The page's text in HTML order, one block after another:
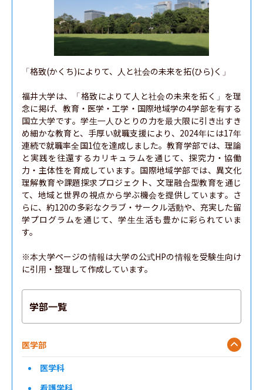
「格致(かくち)によりて、人と社会の未来を拓(ひら)く」
福井大学は、「格致によりて人と社会の未来を拓く」を理
念に掲げ、教育・医学・工学・国際地域学の4学部を有する
国立大学です。学生一人ひとりの力を最大限に引き出すき
め細かな教育と、手厚い就職支援により、2024年には17年
連続で就職率全国1位を達成しました。教育学部では、理論
と実践を往還するカリキュラムを通じて、探究力・協働
力・主体性を育成しています。国際地域学部では、異文化
理解教育や課題探求プロジェクト、文理融合型教育を通じ
て、地域と世界の視点から学ぶ機会を提供しています。さ
らに、約120の多彩なクラブ・サークル活動や、充実した留
学プログラムを通じて、学生生活も豊かに彩られていま
す。
※本大学ページの情報は大学の公式HPの情報を受験生向け
に引用・整理して作成しています。
学部一覧
医学部
医学科
看護学科